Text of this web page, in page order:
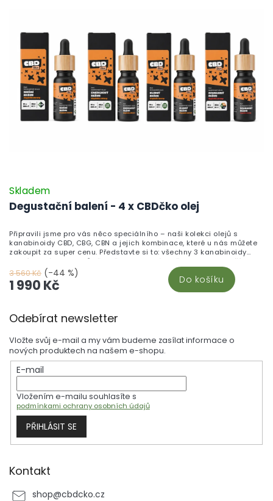
Degustační balení - 4 x CBDčko olej
Skladem
3 560 Kč (-44 %)
1 990 Kč Do košíku
Připravili jsme pro vás něco speciálního – naši kolekci olejů s
kanabinoidy CBD, CBG, CBN a jejich kombinace, které u nás můžete
zakoupit za super cenu. Představte si to: všechny 3 kanabinoidy
namíchané do 4 olejů přesně tak, aby Vám přinesly ty nejlepší
účinky. V jednom ideálním balení na sdílení s rodinou nebo přáteli.
Užijte si relax, klid a uvolnění s CBD, buďte bystřejší a povzbuďte
chuť k jídlu, díky CBG a s parťákem CBN si vytvořte hluboký spánek
neváhejte a objevte tuhle chuťovou explozi na našem webu nebo
přímo v sekci oleje. Užijte si výhody všech kanabinoidů naplno a
dopřejte si zdraví a pohodu každý den.
Odebírat newsletter
Vložte svůj e-mail a my vám budeme zasílat informace o
nových produktech na našem e-shopu.
E-mail
Vložením e-mailu souhlasíte s
podmínkami ochrany osobních údajů
PŘIHLÁSIT SE
Kontakt
shop@cbdcko.cz